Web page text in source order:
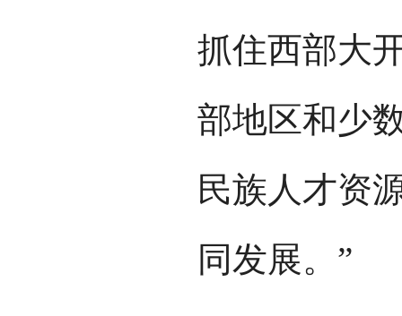
抓住西部大
部地区和少
民族人才资
同发展。”